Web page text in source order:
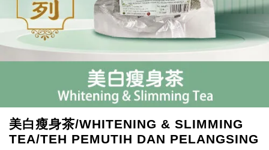
美白瘦身茶/WHITENING & SLIMMING
TEA/TEH PEMUTIH DAN PELANGSING